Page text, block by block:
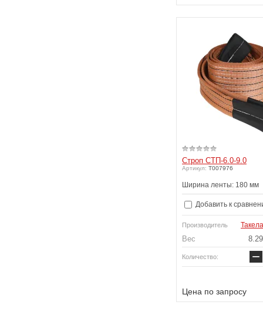
Строп СТП-6.0-9.0
Артикул: T007976
Ширина ленты: 180 мм
Добавить к
Производитель
Вес
Количество: −
Цена по запросу